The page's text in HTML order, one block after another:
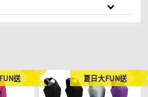
送 夏日大FUN送